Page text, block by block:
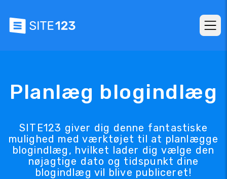
Planlæg blogindlæg
SITE123 giver dig denne fantastiske
mulighed med værktøjet til at planlægge
blogindlæg, hvilket lader dig vælge den
nøjagtige dato og tidspunkt dine
blogindlæg vil blive publiceret!